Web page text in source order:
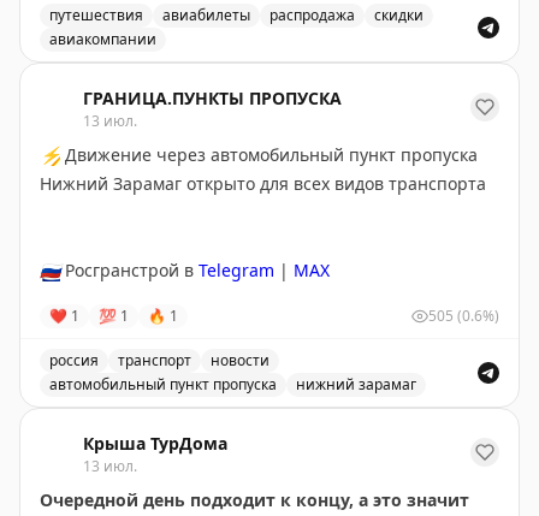
объема: 1000 баллов без скидки, 2000-4000 — 30%,
5000-9000 — 40%, 10000+ — 50%. Баллы
держателей карты Breeze Easy Visa. Тайлер Глатт
рекомендует покупать баллы только если вы найдете
выгодные перелеты, где стоимость за балл
превышает 1,45¢. На некоторых маршрутах баллы
Tyler Glatt | Original
путешествия авиабилеты распродажа
скидки
авиакомпании
ГРАНИЦА.ПУНКТЫ ПРОПУСКА
13 июл.
⚡ Движение через автомобильный пункт пропуска
Нижний Зарамаг открыто для всех видов транспорта
🇷🇺Росгранстрой в Telegram | MAX
❤ 1 💯 1 🔥 1 505 (0.6%)
россия транспорт
новости
автомобильный пункт пропуска
нижний зарамаг
Крыша ТурДома
13 июл.
Очередной день подходит к концу, а это значит